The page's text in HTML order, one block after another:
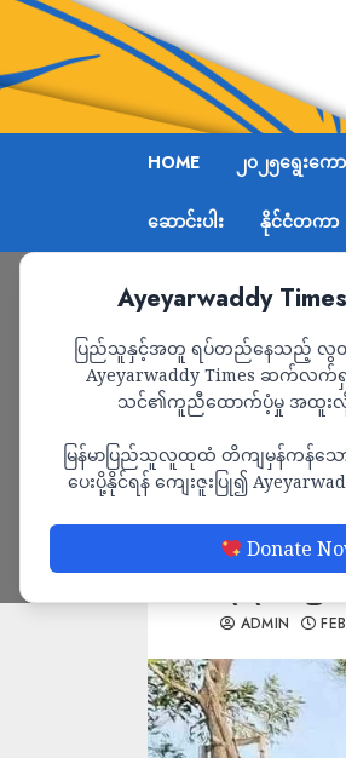
HOME ၂၀၂၅ရွေးက
ဆောင်းပါး နိုင်ငံတကာ
Ayeyarwaddy
ပြည်သူနှင့်အတူ ရပ်တည်နေသည့် လွ
Ayeyarwaddy Times ဆက်လ
သင်၏ကူညီထောက်ပံ့မှု အထူးလို
မြန်မာပြည်သူလူထုထံ တိကျမှန်ကန်သ
ပေးပို့နိုင်ရန် ကျေးဇူးပြု၍
Donate
Home ဘင်္ဂလားဒေ့ရှ်
နိုင်ငံရေး သတင်း
ဘင်္ဂလ
သည့် စ
၃၃၀ ဦ
ADMIN